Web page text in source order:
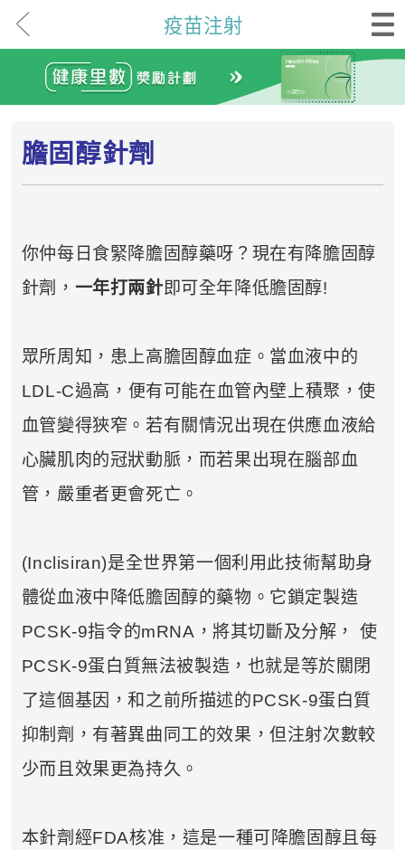
疫苗注射
膽固醇針劑
你仲每日食緊降膽固醇藥呀？現在有降膽固醇
針劑， 一年打兩針即可全年降低膽固醇!
眾所周知，患上高膽固醇血症。當血液中的
LDL-C過高，便有可能在血管內壁上積聚，使
血管變得狹窄。若有關情況出現在供應血液給
心臟肌肉的冠狀動脈，而若果出現在腦部血
管，嚴重者更會死亡。
(Inclisiran)是全世界第一個利用此技術幫助身
體從血液中降低膽固醇的藥物。它鎖定製造
PCSK-9指令的mRNA，將其切斷及分解， 使
PCSK-9蛋白質無法被製造，也就是等於關閉
了這個基因，和之前所描述的PCSK-9蛋白質
抑制劑，有著異曲同工的效果，但注射次數較
少而且效果更為持久。
本針劑經FDA核准，這是一種可降膽固醇且每